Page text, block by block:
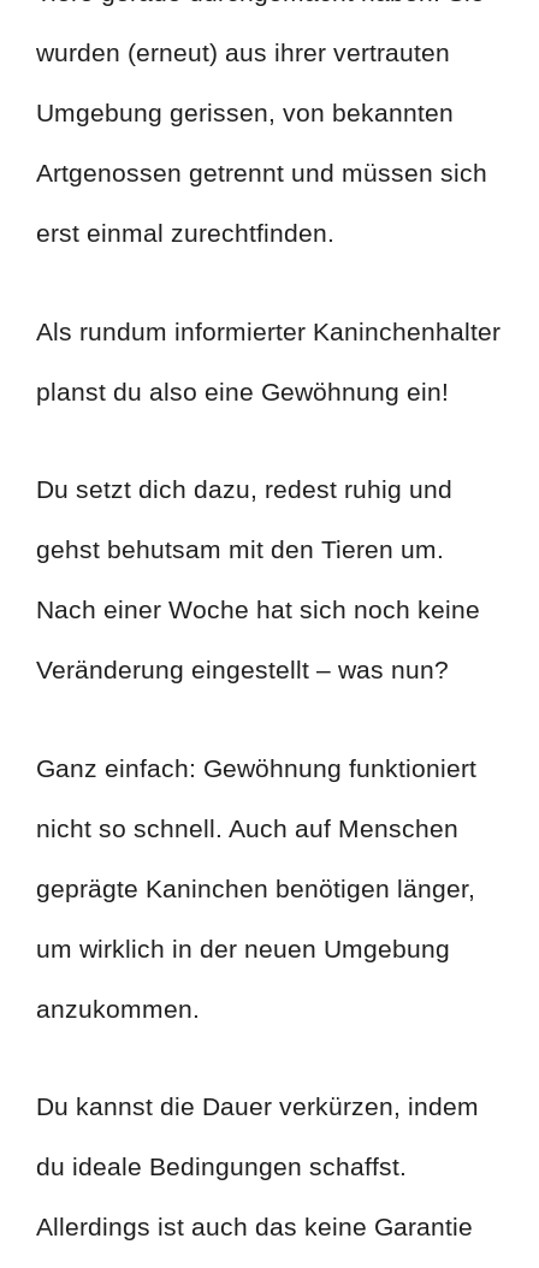
wurden (erneut) aus ihrer vertrauten
Umgebung gerissen, von bekannten
Artgenossen getrennt und müssen sich
erst einmal zurechtfinden.
Als rundum informierter Kaninchenhalter
planst du also eine Gewöhnung ein!
Du setzt dich dazu, redest ruhig und
gehst behutsam mit den Tieren um.
Nach einer Woche hat sich noch keine
Veränderung eingestellt – was nun?
Ganz einfach: Gewöhnung funktioniert
nicht so schnell. Auch auf Menschen
geprägte Kaninchen benötigen länger,
um wirklich in der neuen Umgebung
anzukommen.
Du kannst die Dauer verkürzen, indem
du ideale Bedingungen schaffst.
Allerdings ist auch das keine Garantie